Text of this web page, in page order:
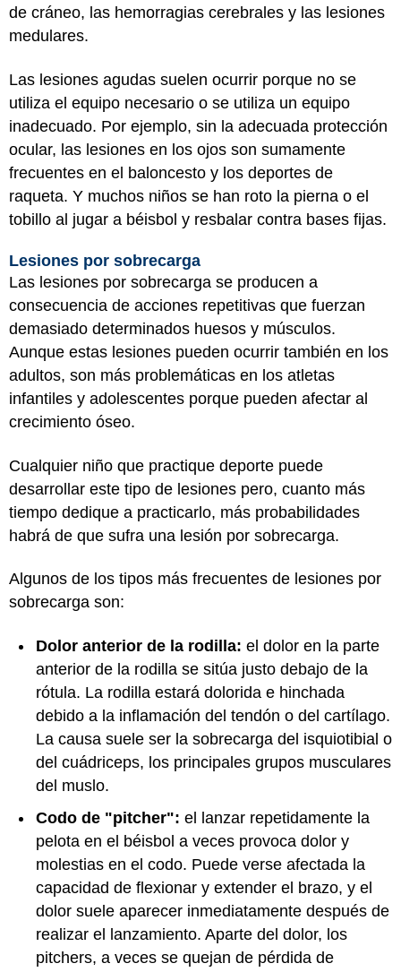
de cráneo, las hemorragias cerebrales y las lesiones
medulares.
Las lesiones agudas suelen ocurrir porque no se
utiliza el equipo necesario o se utiliza un equipo
inadecuado. Por ejemplo, sin la adecuada protección
ocular, las lesiones en los ojos son sumamente
frecuentes en el baloncesto y los deportes de
raqueta. Y muchos niños se han roto la pierna o el
tobillo al jugar a béisbol y resbalar contra bases fijas.
Lesiones por sobrecarga
Las lesiones por sobrecarga se producen a
consecuencia de acciones repetitivas que fuerzan
demasiado determinados huesos y músculos.
Aunque estas lesiones pueden ocurrir también en los
adultos, son más problemáticas en los atletas
infantiles y adolescentes porque pueden afectar al
crecimiento óseo.
Cualquier niño que practique deporte puede
desarrollar este tipo de lesiones pero, cuanto más
tiempo dedique a practicarlo, más probabilidades
habrá de que sufra una lesión por sobrecarga.
Algunos de los tipos más frecuentes de lesiones por
sobrecarga son:
Dolor anterior de la rodilla: el dolor en la parte
anterior de la rodilla se sitúa justo debajo de la
rótula. La rodilla estará dolorida e hinchada
debido a la inflamación del tendón o del cartílago.
La causa suele ser la sobrecarga del isquiotibial o
del cuádriceps, los principales grupos musculares
del muslo.
Codo de "pitcher": el lanzar repetidamente la
pelota en el béisbol a veces provoca dolor y
molestias en el codo. Puede verse afectada la
capacidad de flexionar y extender el brazo, y el
dolor suele aparecer inmediatamente después de
realizar el lanzamiento. Aparte del dolor, los
pitchers, a veces se quejan de pérdida de